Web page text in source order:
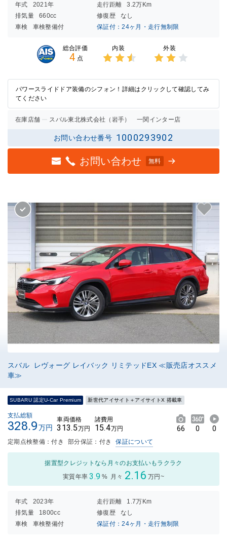
年式 2021年 走行距離
3.2万Km
排気量
660cc 修復歴
なし
車検
車検整備付 保証付：24ヶ月・走行無制限
総合評価
4 点
内装
2.5点
の評価
外装
2点の
評価
パワースライドドア装備のシフォン！詳細はクリックして確認してみ
てください
在庫店舗 スバル東北株式会社（岩手） 一関インター店
お問い合わせ番号 1000293902
お問い合わせ 無料
スバル レヴォーグ レイバック リミテッドEX ≪販売店オススメ
車≫
SUBARU 認定U-Car Premium 新世代アイサイト＋アイサイトX 搭載車
支払総額
328.9万円
車両価格
313.5万円
諸費用
15.4万円 66 0 0
定期点検整備：付き 部分保証：付き 保証について
据置型クレジットなら月々のお支払いもラクラク
実質年率 3.9 % 月々 2.16 万円~
年式 2023年 走行距離
1.7万Km
排気量
1800cc 修復歴
なし
車検
車検整備付 保証付：24ヶ月・走行無制限